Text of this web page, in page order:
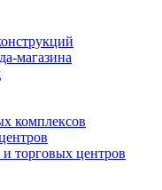
магазина
комплексов
и торговых центров